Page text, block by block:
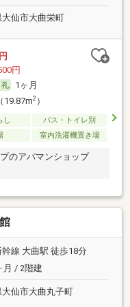
仙市大曲栄町
円
1ヶ月
19.87m2）
し
バス・トイレ別
室内洗濯機置き場
のアパマンショップ
線 大曲駅 徒歩18分
月 / 2階建
仙市大曲丸子町